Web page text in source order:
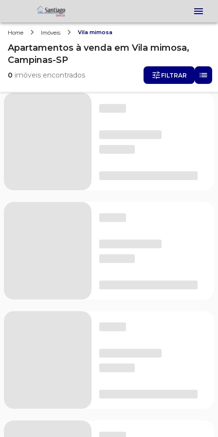
Home Imóveis Vila mimosa
Apartamentos à venda em Vila mimosa,
Campinas-SP
0 imóveis encontrados FILTRAR